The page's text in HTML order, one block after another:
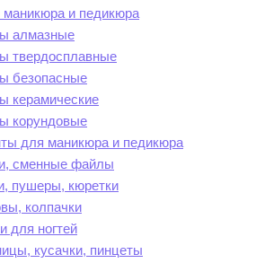
и педикюра
алмазные
твердосплавные
безопасные
керамические
корундовые
для маникюра и педикюра
сменные файлы
пушеры, кюретки
колпачки
для ногтей
кусачки, пинцеты